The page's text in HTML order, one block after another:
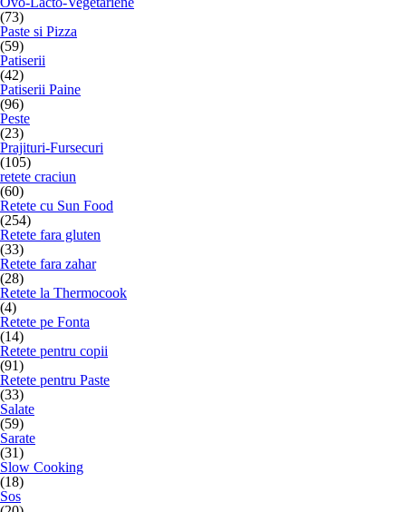
(73)
Paste si Pizza
(59)
Patiserii
(42)
Patiserii Paine
(96)
Peste
(23)
Prajituri-Fursecuri
(105)
retete craciun
(60)
Retete cu Sun Food
(254)
Retete fara gluten
(33)
Retete fara zahar
(28)
Retete la Thermocook
(4)
Retete pe Fonta
(14)
Retete pentru copii
(91)
Retete pentru Paste
(33)
Salate
(59)
Sarate
(31)
Slow Cooking
(18)
Sos